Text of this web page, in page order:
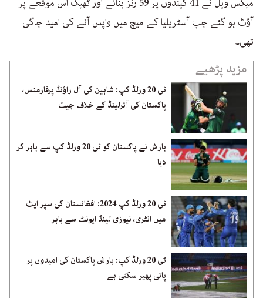
میکس ویل نے 41 گیندوں پر 59 رنز بنائے اور ٹھیک اس موقعے پر
آؤٹ ہو گئے جب آسٹریلیا کے میچ میں واپس آنے کی امید جاگی
تھی۔
مزید پڑھیے
ٹی 20 ورلڈ کپ: شاہین کی آل راؤنڈ پرفارمنس،
پاکستان کی آئرلینڈ کے خلاف جیت
بارش نے پاکستان کو ٹی 20 ورلڈ کپ سے باہر کر
دیا
ٹی 20 ورلڈ کپ 2024: افغانستان کی سپر ایٹ
میں انٹری، نیوزی لینڈ ایونٹ سے باہر
ٹی 20 ورلڈ کپ: بارش پاکستان کی امیدوں پر
پانی پھیر سکتی ہے